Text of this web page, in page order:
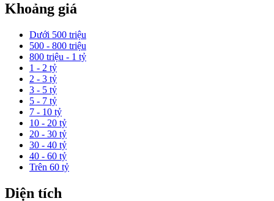
Khoảng giá
Dưới 500 triệu
500 - 800 triệu
800 triệu - 1 tỷ
1 - 2 tỷ
2 - 3 tỷ
3 - 5 tỷ
5 - 7 tỷ
7 - 10 tỷ
10 - 20 tỷ
20 - 30 tỷ
30 - 40 tỷ
40 - 60 tỷ
Trên 60 tỷ
Diện tích